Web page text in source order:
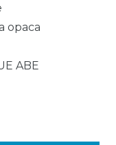
opaca
ABE